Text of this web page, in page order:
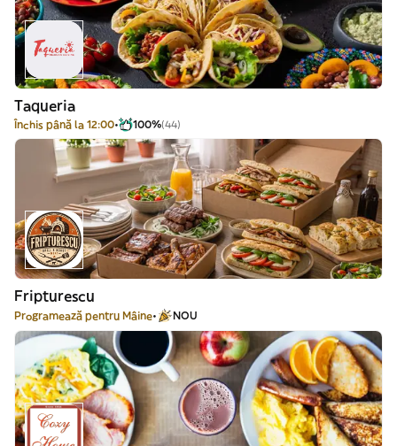
Taqueria
Închis până la 12:00 100%(44)
Fripturescu
Programează pentru Mâine NOU